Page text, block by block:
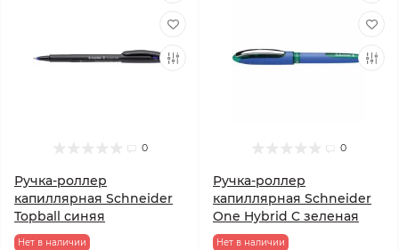
0
Ручка-роллер
капиллярная Schneider
Topball синяя
Нет в наличии
0
Ручка-роллер
капиллярная Schneider
One Hybrid C зеленая
Нет в наличии